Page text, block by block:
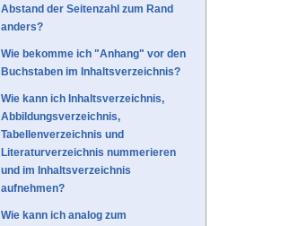
Abstand der Seitenzahl zum Rand
anders?
Wie bekomme ich "Anhang" vor den
Buchstaben im Inhaltsverzeichnis?
Wie kann ich Inhaltsverzeichnis,
Abbildungsverzeichnis,
Tabellenverzeichnis und
Literaturverzeichnis nummerieren
und im Inhaltsverzeichnis
aufnehmen?
Wie kann ich analog zum